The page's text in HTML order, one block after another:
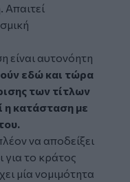
Απαιτεί
είναι αυτονόητη
εδώ και τώρα
των τίτλων
η κατάσταση με
να αποδείξει
για το κράτος
μία νομιμότητα